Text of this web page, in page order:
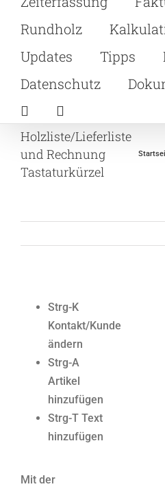
Rundholz
Updates
Tipps
Datenschutz
Holzliste/Lieferliste
und Rechnung
Tastaturkürzel
Strg-K
Kontakt/Kunde
ändern
Strg-A
Artikel
hinzufügen
Strg-T Text
hinzufügen
Mit der